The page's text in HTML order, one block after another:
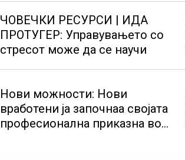
ЧОВЕЧКИ РЕСУРСИ | ИДА
ПРОТУГЕР: Управувањето со
стресот може да се научи
Нови можности: Нови
вработени ја започнаа својата
професионална приказна во